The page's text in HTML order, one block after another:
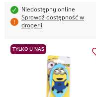
Niedostępny online
Sprawdź dostępność w
drogerii
TYLKO U NAS